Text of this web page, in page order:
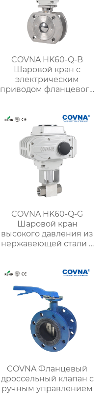
COVNA HK60-Q-B
Шаровой кран с
электрическим
приводом фланцевого
COVNA HK60-Q-G
Шаровой кран
высокого давления из
нержавеющей стали с
COVNA Фланцевый
дроссельный клапан с
ручным управлением